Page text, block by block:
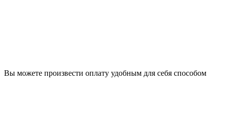
Вы можете произвести оплату удобным для себя способом